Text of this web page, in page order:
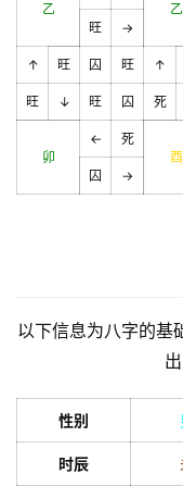
乙
乙
旺
→
↑ 旺 囚 旺 ↑
旺 ↓ 旺 囚 死
卯
←
死
酉
囚
→
以下信息为八字的基
性别
时辰